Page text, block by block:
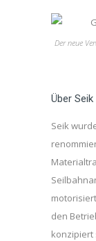
Der neue
Über Seik
Seik
den
konzipiert